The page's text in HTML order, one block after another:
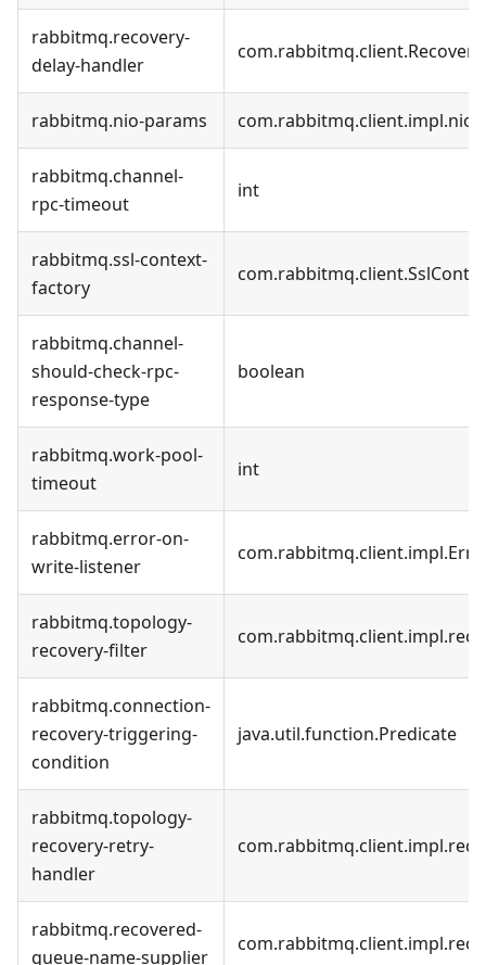
rabbitmq.recovery-
delay-handler
rabbitmq.nio-params
rabbitmq.channel-
rpc-timeout
int
rabbitmq.ssl-context-
factory
rabbitmq.channel-
should-check-rpc-
response-type
boolean
rabbitmq.work-pool-
timeout
int
rabbitmq.error-on-
write-listener
rabbitmq.topology-
recovery-filter
rabbitmq.connection-
recovery-triggering-
condition
java.util.function.Predicate
rabbitmq.topology-
recovery-retry-
handler
rabbitmq.recovered-
queue-name-supplier